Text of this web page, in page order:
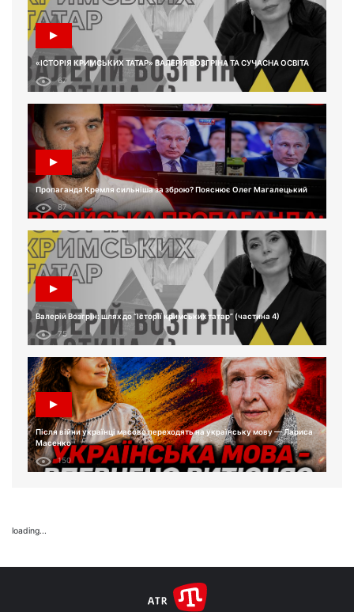
«ІСТОРІЯ КРИМСЬКИХ ТАТАР» ВАЛЕРІЯ ВОЗГРІНА ТА СУЧАСНА ОСВІТА
67
Пропаганда Кремля сильніша за зброю? Пояснює Олег Магалецький
87
Валерій Возгрін: шлях до “Історії кримських татар” (частина 4)
75
Після війни українці масово переходять на українську мову — Лариса
Масенко
150
loading...